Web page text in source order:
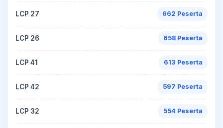
LCP 27 662 Peserta
LCP 26 658 Peserta
LCP 41 613 Peserta
LCP 42 597 Peserta
LCP 32 554 Peserta